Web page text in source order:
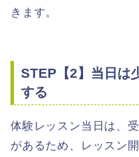
きます。
STEP【2】当日は
する
体験レッスン当日は、
があるため、レッスン